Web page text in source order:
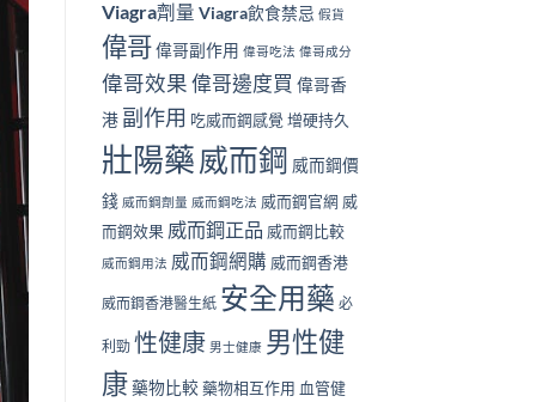
Viagra劑量 Viagra飲食禁忌 假貨
偉哥 偉哥副作用 偉哥吃法 偉哥成分
偉哥效果偉哥邊度買 偉哥香
港 副作用 吃威而鋼感覺 增硬持久
壯陽藥 威而鋼 威而鋼價
錢 威而鋼劑量 威而鋼吃法 威而鋼官網 威
而鋼效果 威而鋼正品 威而鋼比較
威而鋼用法 威而鋼網購 威而鋼香港
威而鋼香港醫生紙 安全用藥 必
利勁 性健康 男士健康 男性健
康 藥物比較 藥物相互作用 血管健